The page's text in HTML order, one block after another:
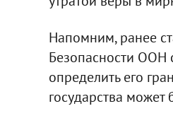
Напомним, ранее
Безопасности ООН
определить его
государства